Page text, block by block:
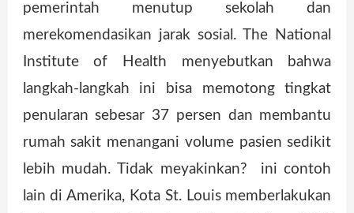
pemerintah menutup sekolah dan
merekomendasikan jarak sosial. The National
Institute of Health menyebutkan bahwa
langkah-langkah ini bisa memotong tingkat
penularan sebesar 37 persen dan membantu
rumah sakit menangani volume pasien sedikit
lebih mudah. Tidak meyakinkan? ini contoh
lain di Amerika, Kota St. Louis memberlakukan